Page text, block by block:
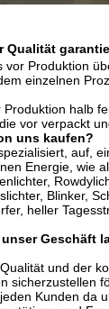
Qualität
vor Produktion
einzelnen
halb
vor verpackt
uns kaufen?
auf,
Energie, wie
Blinker,
heller
unser Geschäft
und der
sicherzustellen
Kunden da